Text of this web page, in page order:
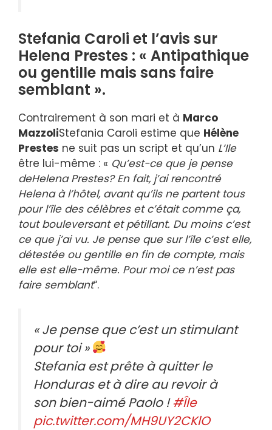
Stefania Caroli et l’avis sur
Helena Prestes : « Antipathique
ou gentille mais sans faire
semblant ».
Contrairement à son mari et à Marco
MazzoliStefania Caroli estime que Hélène
Prestes ne suit pas un script et qu’un L’Ile
être lui-même : « Qu’est-ce que je pense
deHelena Prestes? En fait, j’ai rencontré
Helena à l’hôtel, avant qu’ils ne partent tous
pour l’île des célèbres et c’était comme ça,
tout bouleversant et pétillant. Du moins c’est
ce que j’ai vu. Je pense que sur l’île c’est elle,
détestée ou gentille en fin de compte, mais
elle est elle-même. Pour moi ce n’est pas
faire semblant“.
« Je pense que c’est un stimulant
pour toi »
Stefania est prête à quitter le
Honduras et à dire au revoir à
son bien-aimé Paolo !#Île
pic.twitter.com/MH9UY2CKlO